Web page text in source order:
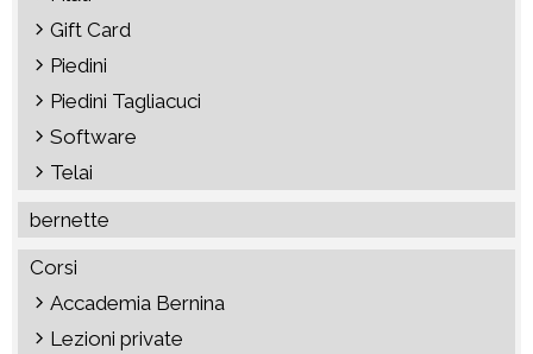
Gift Card
Piedini
Piedini Tagliacuci
Software
Telai
bernette
Corsi
Accademia Bernina
Lezioni private